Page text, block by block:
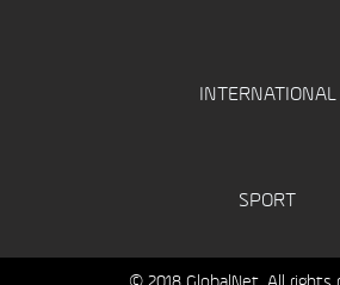
INTERNATIONAL
SPORT